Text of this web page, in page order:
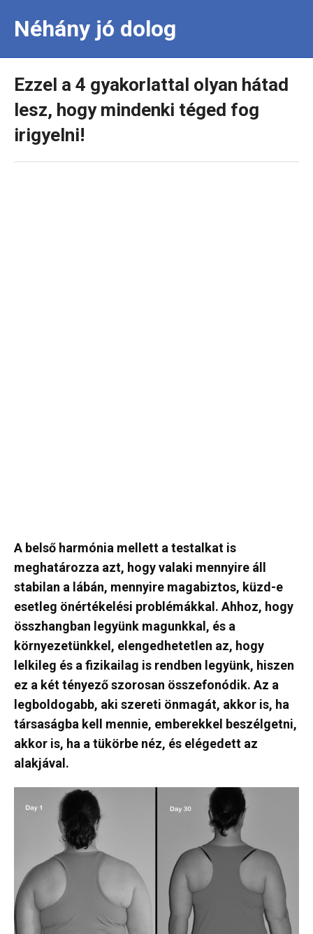
Néhány jó dolog
Ezzel a 4 gyakorlattal olyan hátad
lesz, hogy mindenki téged fog
irigyelni!
A belső harmónia mellett a testalkat is
meghatározza azt, hogy valaki mennyire áll
stabilan a lábán, mennyire magabiztos, küzd-e
esetleg önértékelési problémákkal. Ahhoz, hogy
összhangban legyünk magunkkal, és a
környezetünkkel, elengedhetetlen az, hogy
lelkileg és a fizikailag is rendben legyünk, hiszen
ez a két tényező szorosan összefonódik. Az a
legboldogabb, aki szereti önmagát, akkor is, ha
társaságba kell mennie, emberekkel beszélgetni,
akkor is, ha a tükörbe néz, és elégedett az
alakjával.